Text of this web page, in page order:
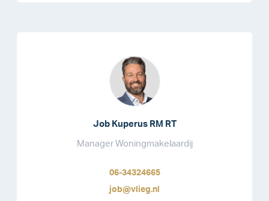
Job Kuperus RM RT
Manager Woningmakelaardij
06-34324665
job@vlieg.nl